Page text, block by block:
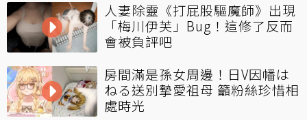
人妻除靈《打屁股驅魔師》出現
「梅川伊芙」Bug！這修了反而
會被負評吧
房間滿是孫女周邊！日V因幡は
ねる送別摯愛祖母 籲粉絲珍惜相
處時光